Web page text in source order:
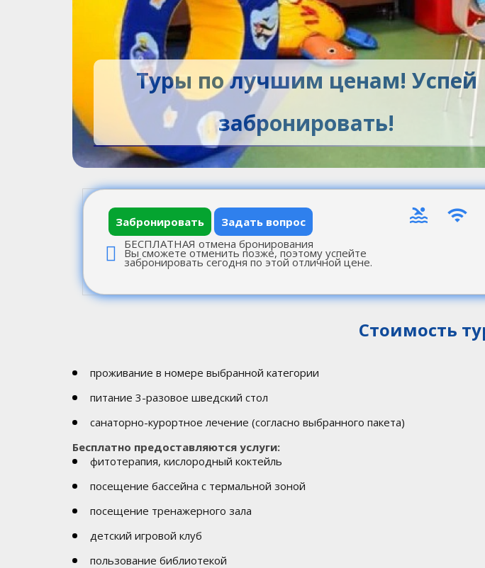
Туры по лучшим ценам! Успей
забронировать!
Забронировать
Задать вопрос
БЕСПЛАТНАЯ отмена бронирования
Вы сможете отменить позже, поэтому успейте
забронировать сегодня по этой отличной цене.
Стоимость
проживание в номере выбранной категории
питание 3-разовое шведский стол
санаторно-курортное лечение (согласно выбранного пакета)
Бесплатно предоставляются услуги:
фитотерапия, кислородный коктейль
посещение бассейна с термальной зоной
посещение тренажерного зала
детский игровой клуб
пользование библиотекой